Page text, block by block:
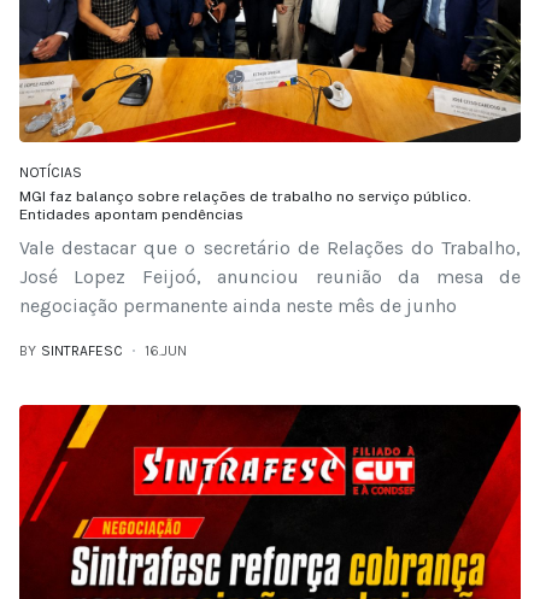
NOTÍCIAS
MGI faz balanço sobre relações de trabalho no serviço público.
Entidades apontam pendências
Vale destacar que o secretário de Relações do Trabalho,
José Lopez Feijoó, anunciou reunião da mesa de
negociação permanente ainda neste mês de junho
BY SINTRAFESC 16.JUN